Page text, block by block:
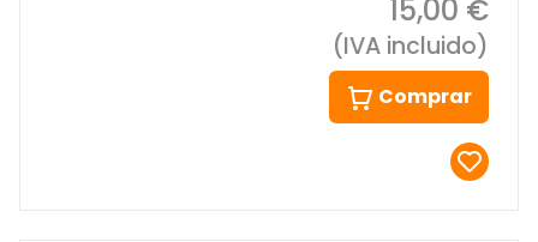
15,00 €
(IVA incluido)
Comprar